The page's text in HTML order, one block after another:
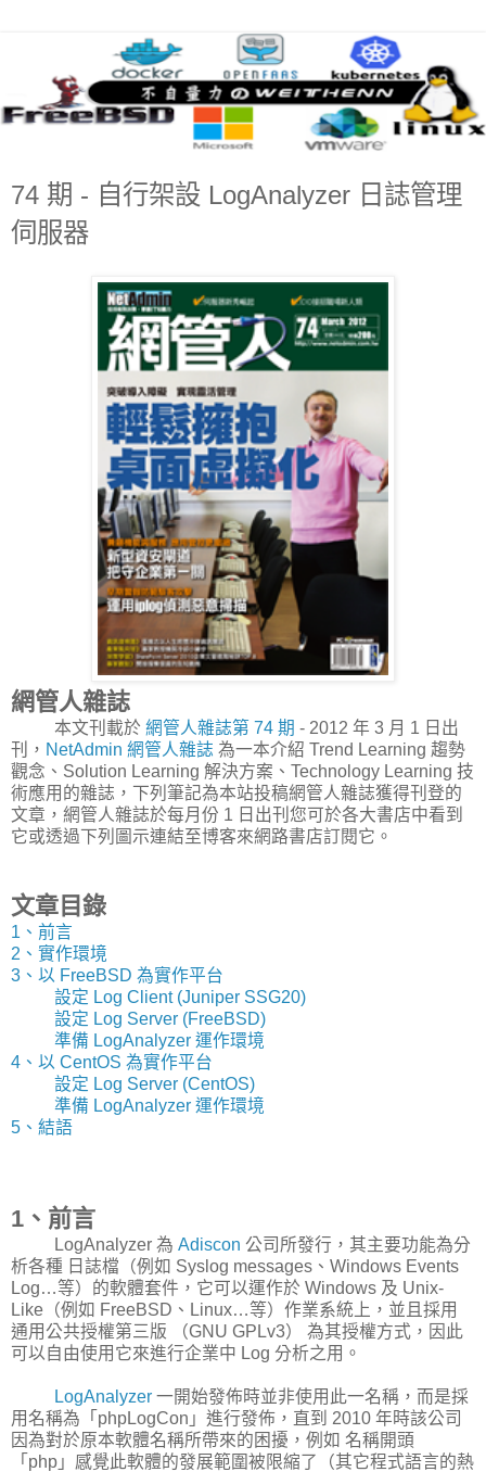
74 期 - 自行架設 LogAnalyzer 日誌管理
伺服器
網管人雜誌
本文刊載於 網管人雜誌第 74 期 - 2012 年 3 月 1 日出
刊， NetAdmin 網管人雜誌 為一本介紹 Trend Learning 趨勢
觀念、Solution Learning 解決方案、Technology Learning 技
術應用的雜誌，下列筆記為本站投稿網管人雜誌獲得刊登的
文章，網管人雜誌於每月份 1 日出刊您可於各大書店中看到
它或透過下列圖示連結至博客來網路書店訂閱它。
文章目錄
1、前言
2、實作環境
3、以 FreeBSD 為實作平台
設定 Log Client (Juniper SSG20)
設定 Log Server (FreeBSD)
準備 LogAnalyzer 運作環境
4、以 CentOS 為實作平台
設定 Log Server (CentOS)
準備 LogAnalyzer 運作環境
5、結語
1、前言
LogAnalyzer 為 Adiscon 公司所發行，其主要功能為分
析各種 日誌檔（例如 Syslog messages、Windows Events
Log…等）的軟體套件，它可以運作於 Windows 及 Unix-
Like（例如 FreeBSD、Linux…等）作業系統上，並且採用
通用公共授權第三版 （GNU GPLv3） 為其授權方式，因此
可以自由使用它來進行企業中 Log 分析之用。
LogAnalyzer 一開始發佈時並非使用此一名稱，而是採
用名稱為「phpLogCon」進行發佈，直到 2010 年時該公司
因為對於原本軟體名稱所帶來的困擾，例如 名稱開頭
「php」感覺此軟體的發展範圍被限縮了（其它程式語言的熱